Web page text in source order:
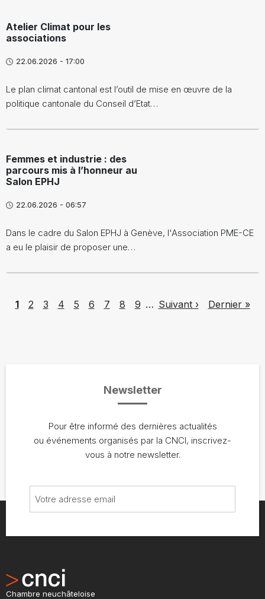
Atelier Climat pour les
associations
22.06.2026 - 17:00
Le plan climat cantonal est l’outil de mise en œuvre de la
politique cantonale du Conseil d’Etat…
Femmes et industrie : des
parcours mis à l’honneur au
Salon EPHJ
22.06.2026 - 06:57
Dans le cadre du Salon EPHJ à Genève, l'Association PME-CE
a eu le plaisir de proposer une…
Page
1 Page
2 Page
3 Page
4 Page
5 Page
6 Page
7 Page
8 Page
9 … Next page
Suivant › Last page
Dernier »
Newsletter
Pour être informé des dernières actualités
ou événements organisés par la CNCI, inscrivez-
vous à notre newsletter.
Chambre neuchâteloise